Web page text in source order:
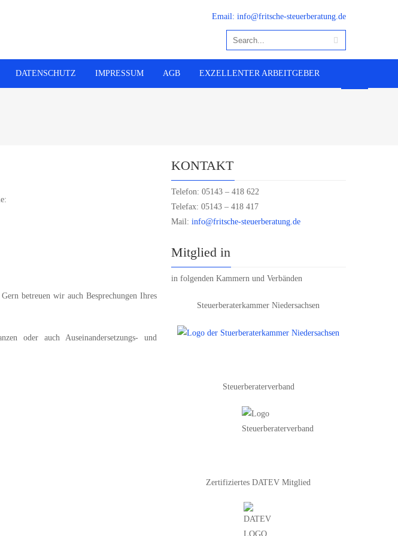
Email: info@fritsche-steuerberatung.de
DATENSCHUTZ IMPRESSUM AGB EXZELLENTER ARBEITGEBER
betreuen wir auch Besprechungen Ihres
oder auch Auseinandersetzungs- und
KONTAKT
Telefon: 05143 – 418 622
Telefax: 05143 – 418 417
Mail: info@fritsche-steuerberatung.de
Mitglied in
in folgenden Kammern und Verbänden
Steuerberaterkammer Niedersachsen
Steuerberaterverband
Zertifiziertes DATEV Mitglied